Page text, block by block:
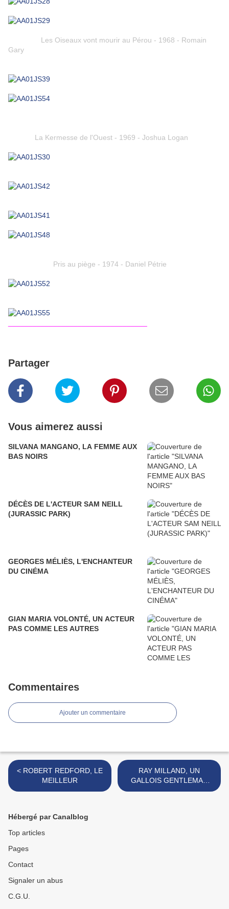
Les Oiseaux vont mourir au Pérou - 1968 - Romain
Gary
La Kermesse de l'Ouest - 1969 - Joshua Logan
Pris au piège - 1974 - Daniel Pétrie
Partager
Vous aimerez aussi
SILVANA MANGANO, LA FEMME AUX
BAS NOIRS
DÉCÈS DE L'ACTEUR SAM NEILL
(JURASSIC PARK)
GEORGES MÉLIÈS, L'ENCHANTEUR
DU CINÉMA
GIAN MARIA VOLONTÉ, UN ACTEUR
PAS COMME LES AUTRES
Commentaires
Ajouter un commentaire
< ROBERT REDFORD, LE
MEILLEUR
RAY MILLAND, UN
GALLOIS GENTLEMAN
D'EXCELLENCE >
Hébergé par Canalblog
Top articles
Pages
Contact
Signaler un abus
C.G.U.